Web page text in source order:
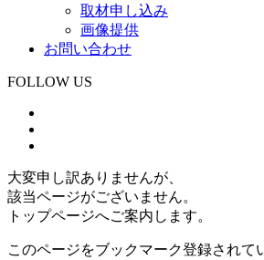
取材申し込み
画像提供
お問い合わせ
FOLLOW US
大変申し訳ありませんが、
該当ページがございません。
トップページへご案内します。
このページをブックマーク登録されて